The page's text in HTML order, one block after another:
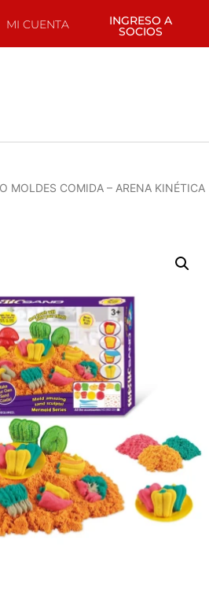
MI CUENTA INGRESO A
SOCIOS
MOLDES COMIDA – ARENA KINÉTICA